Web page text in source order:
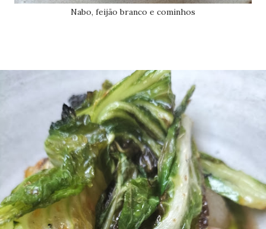
Nabo, feijão branco e cominhos